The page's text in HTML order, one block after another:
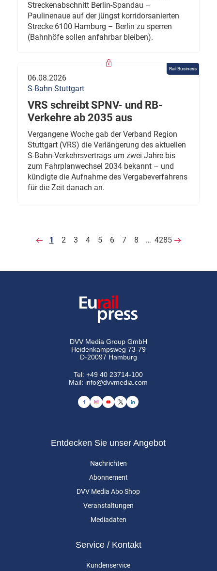
Streckenabschnitt Berlin-Spandau –
Paulinenaue auf der jüngst korridorsanierten
Strecke 6100 Hamburg – Berlin zu sperren
(Bahnhöfe sollen anfahrbar bleiben).
Rail Business
06.08.2026
S-Bahn Stuttgart
VRS schreibt SPNV- und RB-
Verkehre ab 2035 aus
Vergangene Woche gab der Verband Region
Stuttgart (VRS) die Verlängerung des aktuellen
S-Bahn-Verkehrsvertrags um zwei Jahre bis
zum Fahrplanwechsel 2034 bekannt – und
kündigte die Aufnahme des Vergabeverfahrens
für die Zeit danach an.
1 2 3 4 5 6 7 8 … 4285
DVV Media Group GmbH
Heidenkampsweg 73-79
D-20097 Hamburg
Tel:+49 40 23714-100
Mail: info@dvvmedia.com
Entdecken Sie unser Angebot
Nachrichten
Abonnement
DVV Media Abo Shop
Veranstaltungen
Mediadaten
Service / Kontakt
Kundenservice